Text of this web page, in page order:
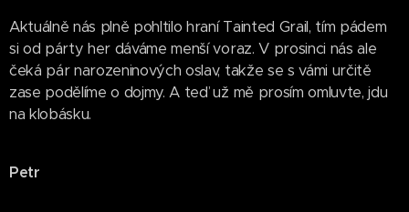
Aktuálně nás plně pohltilo hraní Tainted Grail, tím pádem
si od párty her dáváme menší voraz. V prosinci nás ale
čeká pár narozeninových oslav, takže se s vámi určitě
zase podělíme o dojmy. A teď už mě prosím omluvte, jdu
na klobásku.
Petr